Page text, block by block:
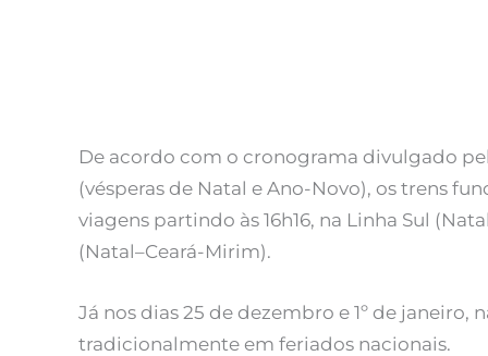
De acordo com o cronograma divulgado
(vésperas de Natal e Ano-Novo), os trens
viagens partindo às 16h16, na Linha Sul
(Natal–Ceará-Mirim).
Já nos dias 25 de dezembro e 1º de
tradicionalmente em feriados nacionais.